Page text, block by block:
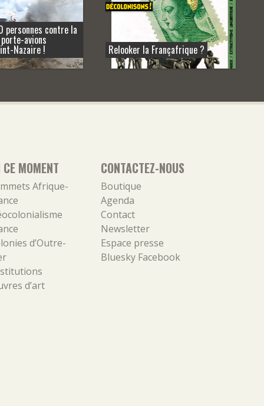
personnes contre la
avions
Nazaire ! Relooker la Françafrique ?
CE MOMENT
Afrique-
d’Outre-
d’art
CONTACTEZ-NOUS
Boutique
Agenda
Contact
Newsletter
Espace presse
Bluesky Facebook